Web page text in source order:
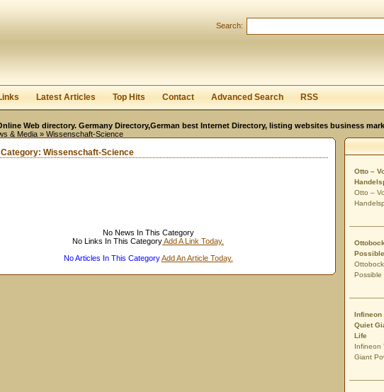
Search:
Latest Articles Top Hits Contact Advanced Search RSS
Web directory. Germany Directory,German best Internet Directory, listing websites business
& Media » Wissenschaft-Science
Wissenschaft-Science
No News In This Category
No Links In This CategoryAdd A Link Today.
No Articles In This CategoryAdd An Article Today.
Otto –
Otto –
Possible
Infineon
Quiet
Life
Infineon
Giant